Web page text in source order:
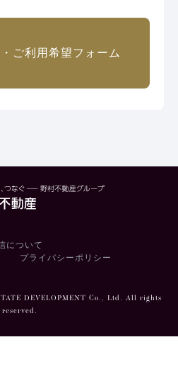
ご利用希望フォーム
について
プライバシーポリシー
DEVELOPMENT Co., Ltd. All rights
reserved.